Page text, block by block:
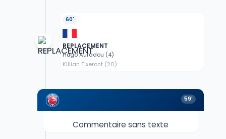
60'
REPLACEMENT
Hugo Auradou (4)
Killian Tixeront (20)
59'
Commentaire sans texte